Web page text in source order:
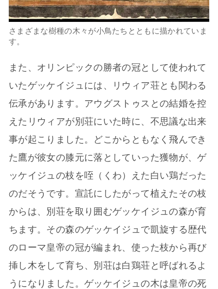
さまざまな樹種の木々が小鳥たちとともに描かれていま
す。
また、オリンピックの勝者の冠として使われて
いたゲッケイジュには、リウィア荘とも関わる
伝承があります。アウグストゥスとの結婚を控
えたリウィアが別荘にいた時に、不思議な出来
事が起こりました。どこからともなく飛んでき
た鷹が彼女の膝元に落としていった獲物が、ゲ
ッケイジュの枝を咥（くわ）えた白い鶏だった
のだそうです。宣託にしたがって植えたその枝
からは、別荘を取り囲むゲッケイジュの森が育
ちます。その森のゲッケイジュで凱旋する歴代
のローマ皇帝の冠が編まれ、使った枝から再び
挿し木をして育ち、別荘は白鶏荘と呼ばれるよ
うになりました。ゲッケイジュの木は皇帝の死